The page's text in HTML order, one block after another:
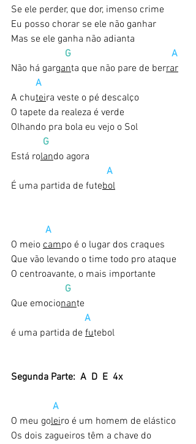
Se ele perder, que dor, imenso crime
Eu posso chorar se ele não ganhar
Mas se ele ganha não adianta
G
A
Não há garganta que não pare de berrar
  A
A chuteira veste o pé descalço
O tapete da realeza é verde
Olhando pra bola eu vejo o Sol
G
Está rolando agora
A
É uma partida de futebol
A
O meio campo é o lugar dos craques
Que vão levando o time todo pro ataque
O centroavante, o mais importante
     G
Que emocionante
A
é uma partida de futebol
Segunda Parte:  A  D  E  4x
A
O meu goleiro é um homem de elástico
Os dois zagueiros têm a chave do